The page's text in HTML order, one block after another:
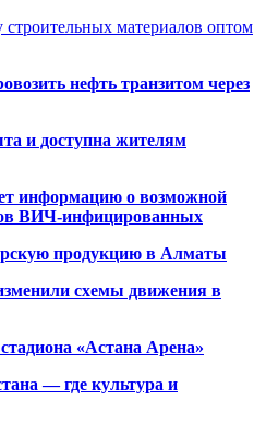
материалов оптом
нефть транзитом через
и доступна жителям
информацию о возможной
ВИЧ-инфицированных
продукцию в Алматы
схемы движения в
«Астана Арена»
— где культура и